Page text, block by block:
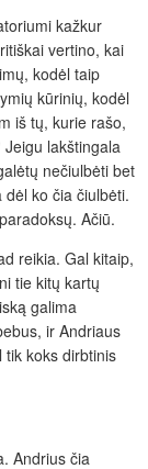
kažkur
vertino, kai
kodėl taip
kūrinių, kodėl
iš tų, kurie rašo,
lakštingala
nečiulbėti bet
ko čia čiulbėti.
Ačiū.
reikia. Gal kitaip,
tie kitų kartų
galima
ir Andriaus
tik koks dirbtinis
Andrius čia